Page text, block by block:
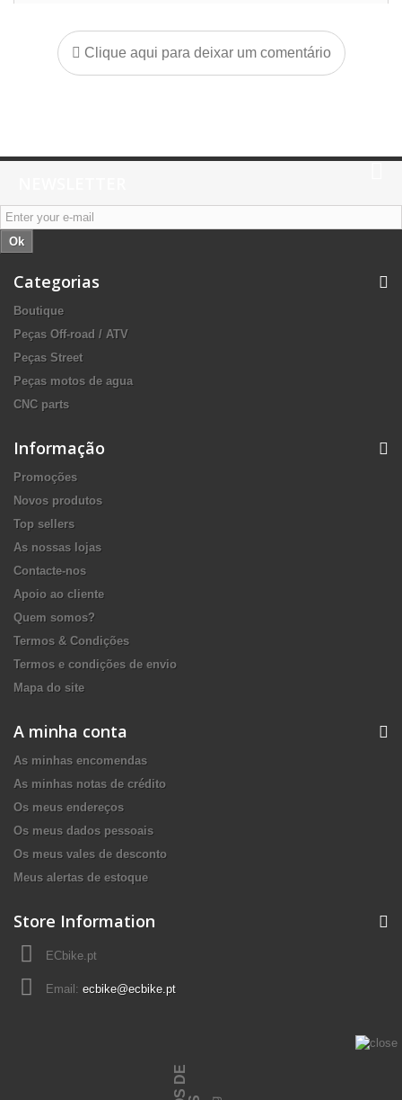
Clique aqui para deixar um comentário
Ok
Categorias
Boutique
Peças Off-road / ATV
Peças Street
Peças motos de agua
CNC parts
Informação
Promoções
Novos produtos
Top sellers
As nossas lojas
Contacte-nos
Apoio ao cliente
Quem somos?
Termos & Condições
Termos e condições de envio
Mapa do site
A minha conta
As minhas encomendas
As minhas notas de crédito
Os meus endereços
Os meus dados pessoais
Os meus vales de desconto
Meus alertas de estoque
Store Information
ECbike.pt
Email: ecbike@ecbike.pt